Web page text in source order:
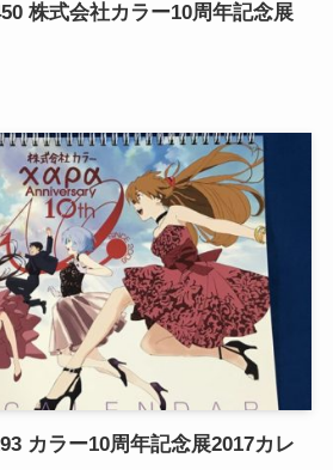
株式会社カラー10周年記念展
カラー10周年記念展2017カレ